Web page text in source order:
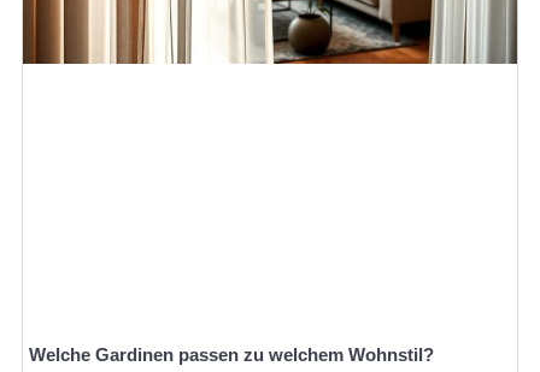
Welche Gardinen passen zu welchem Wohnstil?